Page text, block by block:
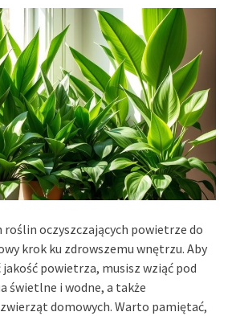
roślin oczyszczających powietrze do
krok ku zdrowszemu wnętrzu. Aby
powietrza, musisz wziąć pod
świetlne i wodne, a także
domowych. Warto pamiętać,